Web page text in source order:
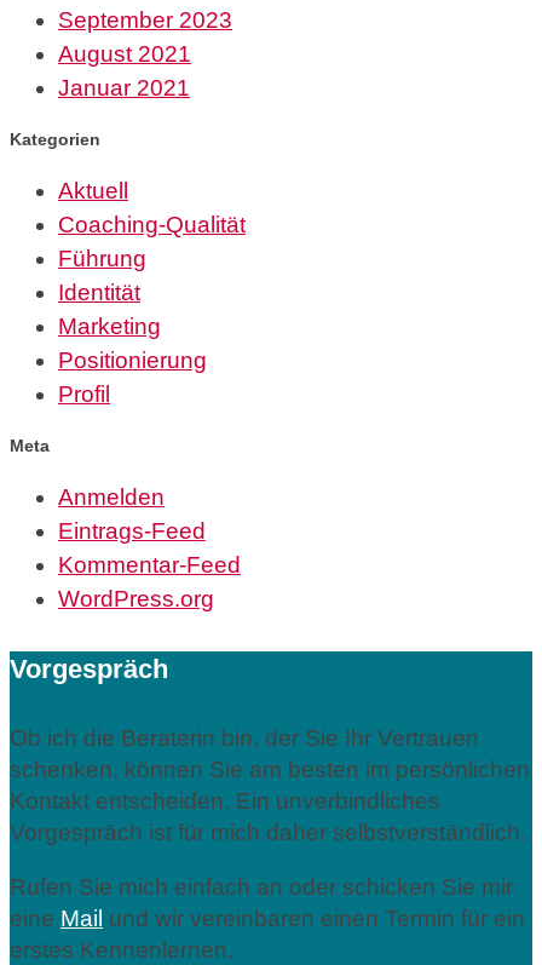
September 2023
August 2021
Januar 2021
Kategorien
Aktuell
Coaching-Qualität
Führung
Identität
Marketing
Positionierung
Profil
Meta
Anmelden
Eintrags-Feed
Kommentar-Feed
WordPress.org
Vorgespräch
Ob ich die Beraterin bin, der Sie Ihr Vertrauen
schenken, können Sie am besten im persönlichen
Kontakt entscheiden. Ein unverbindliches
Vorgespräch ist für mich daher selbstverständlich.
Rufen Sie mich einfach an oder schicken Sie mir
eine Mail und wir vereinbaren einen Termin für ein
erstes Kennenlernen.